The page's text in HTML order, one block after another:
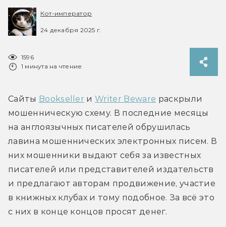
Кот-император
24 декабря 2025 г.
1596
1 минута на чтение
Сайты Bookseller и Writer Beware раскрыли
мошенническую схему. В последние месяцы
на англоязычных писателей обрушилась
лавина мошеннических электронных писем. В
них мошенники выдают себя за известных
писателей или представителей издательств
и предлагают авторам продвижение, участие
в книжных клубах и тому подобное. За всё это